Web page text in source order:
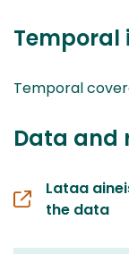
Temporal
Data and
Lataa
the data